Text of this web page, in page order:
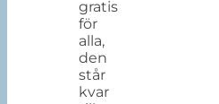
gratis
för
alla,
den
står
kvar